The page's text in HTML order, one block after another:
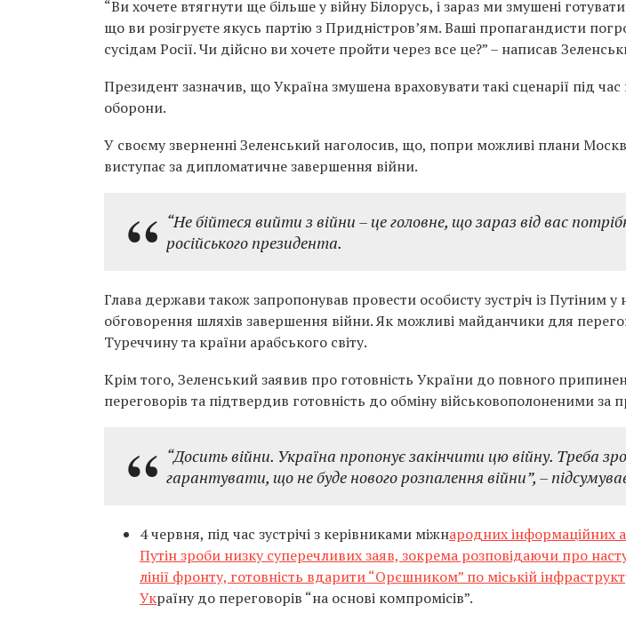
“Ви хочете втягнути ще більше у війну Білорусь, і зараз ми змушені
що ви розігруєте якусь партію з Придністров’ям. Ваші пропагандисти
сусідам Росії. Чи дійсно ви хочете пройти через все це?” – написав
Президент зазначив, що Україна змушена враховувати такі сценарії під
оборони.
У своєму зверненні Зеленський наголосив, що, попри можливі плани
виступає за дипломатичне завершення війни.
“Не бійтеся вийти з війни – це головне, що зараз від вас
російського президента.
Глава держави також запропонував провести особисту зустріч із Путіним у
обговорення шляхів завершення війни. Як можливі майданчики для
Туреччину та країни арабського світу.
Крім того, Зеленський заявив про готовність України до повного
переговорів та підтвердив готовність до обміну військовополоненими за
“Досить війни. Україна пропонує закінчити цю війну. Треба
гарантувати, що не буде нового розпалення війни”, –
4 червня, під час зустрічі з керівниками міжнародних інформаційних
Путін зроби низку суперечливих заяв, зокрема розповідаючи про
лінії фронту, готовність вдарити “Орєшником” по міській
Україну до переговорів “на основі компромісів”.